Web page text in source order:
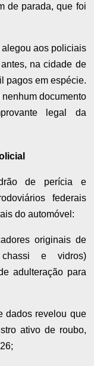
de parada, que foi
aos policiais
na cidade de
pagos em espécie.
documento
legal da
de perícia e
federais
do automóvel:
originais de
e vidros)
adulteração para
dados revelou que
ativo de roubo,